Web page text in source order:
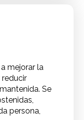
mejorar la
Se
persona,